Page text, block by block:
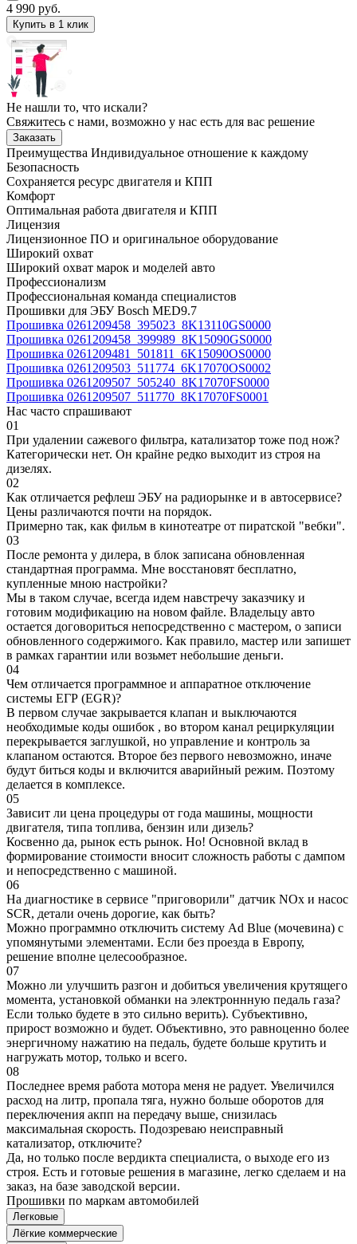
4 990 руб.
Купить в 1 клик
Не нашли то, что искали?
Свяжитесь с нами, возможно у нас есть для вас решение
Заказать
Преимущества Индивидуальное отношение к каждому
Безопасность
Сохраняется ресурс двигателя и КПП
Комфорт
Оптимальная работа двигателя и КПП
Лицензия
Лицензионное ПО и оригинальное оборудование
Широкий охват
Широкий охват марок и моделей авто
Профессионализм
Профессиональная команда специалистов
Прошивки для ЭБУ Bosch MED9.7
Прошивка 0261209458_395023_8K13110GS0000
Прошивка 0261209458_399989_8K15090GS0000
Прошивка 0261209481_501811_6K15090OS0000
Прошивка 0261209503_511774_6K17070OS0002
Прошивка 0261209507_505240_8K17070FS0000
Прошивка 0261209507_511770_8K17070FS0001
Нас часто спрашивают
01
При удалении сажевого фильтра, катализатор тоже под нож?
Категорически нет. Он крайне редко выходит из строя на
дизелях.
02
Как отличается рефлеш ЭБУ на радиорынке и в автосервисе?
Цены различаются почти на порядок.
Примерно так, как фильм в кинотеатре от пиратской "вебки".
03
После ремонта у дилера, в блок записана обновленная
стандартная программа. Мне восстановят бесплатно,
купленные мною настройки?
Мы в таком случае, всегда идем навстречу заказчику и
готовим модификацию на новом файле. Владельцу авто
остается договориться непосредственно с мастером, о записи
обновленного содержимого. Как правило, мастер или запишет
в рамках гарантии или возьмет небольшие деньги.
04
Чем отличается программное и аппаратное отключение
системы ЕГР (EGR)?
В первом случае закрывается клапан и выключаются
необходимые коды ошибок , во втором канал рециркуляции
перекрывается заглушкой, но управление и контроль за
клапаном остаются. Второе без первого невозможно, иначе
будут биться коды и включится аварийный режим. Поэтому
делается в комплексе.
05
Зависит ли цена процедуры от года машины, мощности
двигателя, типа топлива, бензин или дизель?
Косвенно да, рынок есть рынок. Но! Основной вклад в
формирование стоимости вносит сложность работы с дампом
и непосредственно с машиной.
06
На диагностике в сервисе "приговорили" датчик NOx и насос
SCR, детали очень дорогие, как быть?
Можно программно отключить систему Ad Blue (мочевина) с
упомянутыми элементами. Если без проезда в Европу,
решение вполне целесообразное.
07
Можно ли улучшить разгон и добиться увеличения крутящего
момента, установкой обманки на электроннную педаль газа?
Если только будете в это сильно верить). Субъективно,
прирост возможно и будет. Объективно, это равноценно более
энергичному нажатию на педаль, будете больше крутить и
нагружать мотор, только и всего.
08
Последнее время работа мотора меня не радует. Увеличился
расход на литр, пропала тяга, нужно больше оборотов для
переключения акпп на передачу выше, снизилась
максимальная скорость. Подозреваю неисправный
катализатор, отключите?
Да, но только после вердикта специалиста, о выходе его из
строя. Есть и готовые решения в магазине, легко сделаем и на
заказ, на базе заводской версии.
Прошивки по маркам автомобилей
Легковые
Лёгкие коммерческие